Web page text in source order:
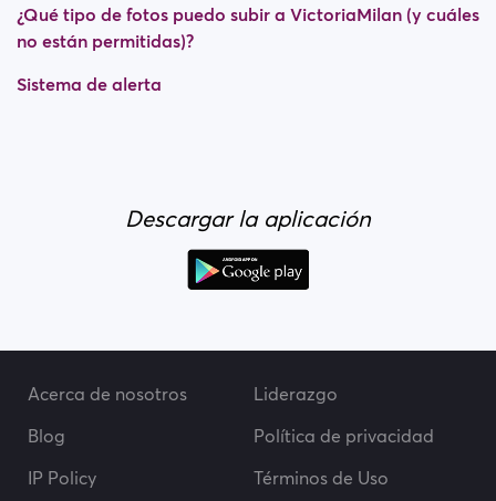
¿Qué tipo de fotos puedo subir a VictoriaMilan (y cuáles
no están permitidas)?
Sistema de alerta
Descargar la aplicación
Acerca de nosotros
Liderazgo
Blog
Política de privacidad
IP Policy
Términos de Uso